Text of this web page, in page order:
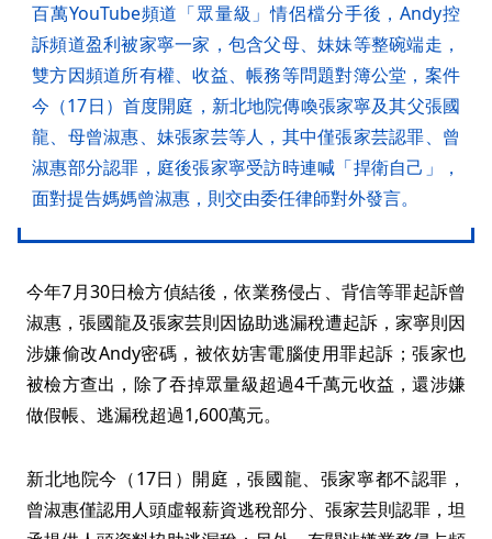
百萬YouTube頻道「眾量級」情侶檔分手後，Andy控
訴頻道盈利被家寧一家，包含父母、妹妹等整碗端走，
雙方因頻道所有權、收益、帳務等問題對簿公堂，案件
今（17日）首度開庭，新北地院傳喚張家寧及其父張國
龍、母曾淑惠、妹張家芸等人，其中僅張家芸認罪、曾
淑惠部分認罪，庭後張家寧受訪時連喊「捍衛自己」，
面對提告媽媽曾淑惠，則交由委任律師對外發言。
今年7月30日檢方偵結後，依業務侵占、背信等罪起訴曾
淑惠，張國龍及張家芸則因協助逃漏稅遭起訴，家寧則因
涉嫌偷改Andy密碼，被依妨害電腦使用罪起訴；張家也
被檢方查出，除了吞掉眾量級超過4千萬元收益，還涉嫌
做假帳、逃漏稅超過1,600萬元。
新北地院今（17日）開庭，張國龍、張家寧都不認罪，
曾淑惠僅認用人頭虛報薪資逃稅部分、張家芸則認罪，坦